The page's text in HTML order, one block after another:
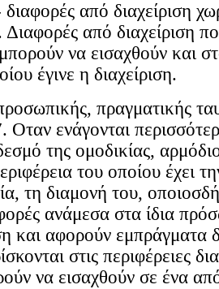
από διαχείριση
από διαχείριση
να εισαχθούν και
έγινε η διαχείριση.
πραγματικής
Οταν ενάγονται
της ομοδικίας,
του οποίου έχει
τη διαμονή του,
ανάμεσα στα ίδια
και αφορούν εμπράγματα
στις περιφέρειες
να εισαχθούν σε ένα